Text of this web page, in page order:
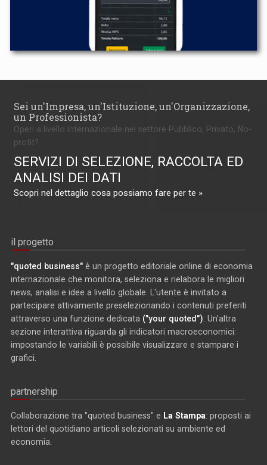
Sei un'Impresa, un'Istituzione, un'Organizzazione,
un Professionista?
Operi a livello internazionale nel settore Pubblico, Privato, No-
profit?
SERVIZI DI SELEZIONE, RACCOLTA ED
ANALISI DEI DATI
Scopri nel dettaglio cosa possiamo fare per te »
il progetto
"quoted business" è un progetto editoriale online di economia
internazionale che monitora, seleziona e rielabora le migliori
news, analisi e idee a livello globale. L'utente è invitato a
partecipare attivamente preselezionando i contenuti preferiti
attraverso una funzione dedicata ("your quoted") . Un'altra
sezione interattiva riguarda gli indicatori macroeconomici:
impostando le variabili è possibile visualizzare e stampare i
grafici.
partnership
Collaborazione tra "quoted business" e La Stampa: proposti ai
lettori del quotidiano articoli selezionati su ambiente ed
economia.